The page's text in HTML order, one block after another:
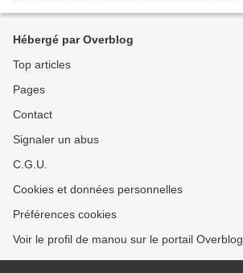
Hébergé par Overblog
Top articles
Pages
Contact
Signaler un abus
C.G.U.
Cookies et données personnelles
Préférences cookies
Voir le profil de manou sur le portail Overblog